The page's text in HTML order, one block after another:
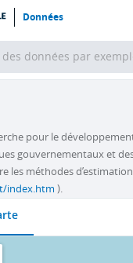
Données
pour le
gouvernementaux et
les méthodes
index.htm ).